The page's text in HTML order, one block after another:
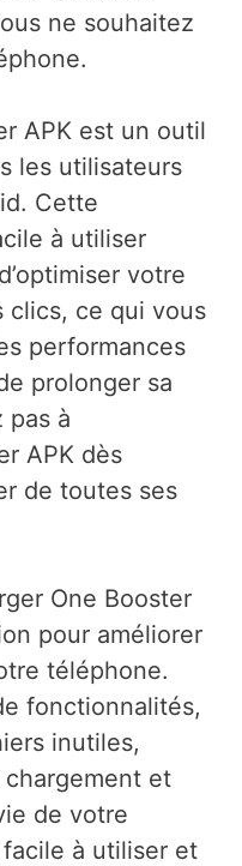
ne souhaitez
APK est un outil
les utilisateurs
Cette
à utiliser
votre
clics, ce qui vous
performances
prolonger sa
pas à
APK dès
de toutes ses
One Booster
pour améliorer
téléphone.
fonctionnalités,
inutiles,
et
de votre
à utiliser et